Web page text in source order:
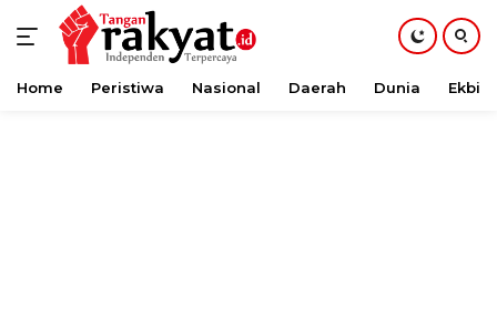
Langsung
Home Peristiwa Nasional Daerah Dunia Ekbis